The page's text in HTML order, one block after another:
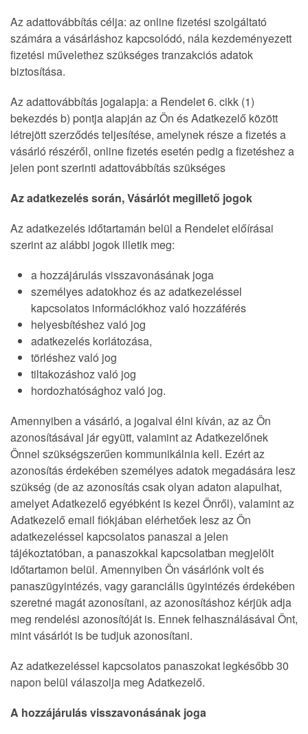
Az adattovábbítás célja: az online fizetési szolgáltató
számára a vásárláshoz kapcsolódó, nála kezdeményezett
fizetési művelethez szükséges tranzakciós adatok
biztosítása.
Az adattovábbítás jogalapja: a Rendelet 6. cikk (1)
bekezdés b) pontja alapján az Ön és Adatkezelő között
létrejött szerződés teljesítése, amelynek része a fizetés a
vásárló részéről, online fizetés esetén pedig a fizetéshez a
jelen pont szerinti adattovábbítás szükséges
Az adatkezelés során, Vásárlót megillető jogok
Az adatkezelés időtartamán belül a Rendelet előírásai
szerint az alábbi jogok illetik meg:
a hozzájárulás visszavonásának joga
személyes adatokhoz és az adatkezeléssel
kapcsolatos információkhoz való hozzáférés
helyesbítéshez való jog
adatkezelés korlátozása,
törléshez való jog
tiltakozáshoz való jog
hordozhatósághoz való jog.
Amennyiben a vásárló, a jogaival élni kíván, az az Ön
azonosításával jár együtt, valamint az Adatkezelőnek
Önnel szükségszerűen kommunikálnia kell. Ezért az
azonosítás érdekében személyes adatok megadására lesz
szükség (de az azonosítás csak olyan adaton alapulhat,
amelyet Adatkezelő egyébként is kezel Önről), valamint az
Adatkezelő email fiókjában elérhetőek lesz az Ön
adatkezeléssel kapcsolatos panaszai a jelen
tájékoztatóban, a panaszokkal kapcsolatban megjelölt
időtartamon belül. Amennyiben Ön vásárlónk volt és
panaszügyintézés, vagy garanciális ügyintézés érdekében
szeretné magát azonosítani, az azonosításhoz kérjük adja
meg rendelési azonosítóját is. Ennek felhasználásával Önt,
mint vásárlót is be tudjuk azonosítani.
Az adatkezeléssel kapcsolatos panaszokat legkésőbb 30
napon belül válaszolja meg Adatkezelő.
A hozzájárulás visszavonásának joga